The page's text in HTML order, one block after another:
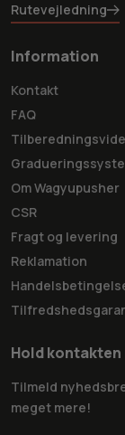
Rutevejledning
Information
Kontakt
FAQ
Om Wagyupusher
CSR
Fragt og levering
Reklamation
Hold kontakten
Tilmeld
meget mere!